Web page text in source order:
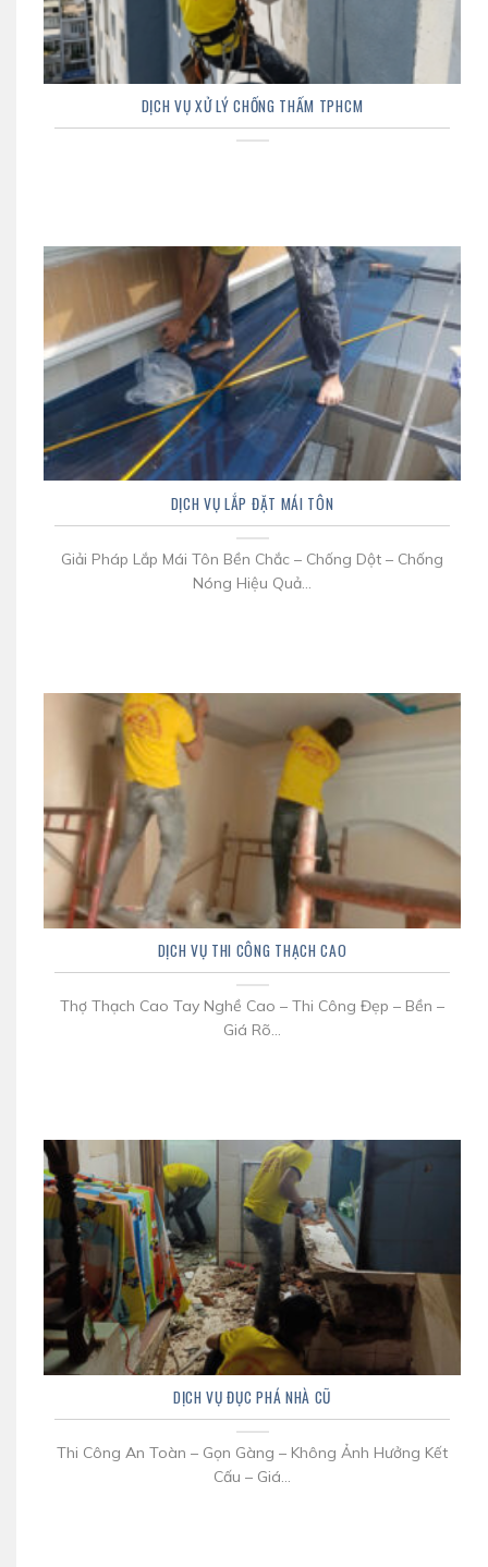
DỊCH VỤ XỬ LÝ CHỐNG THẤM TPHCM
DỊCH VỤ LẮP ĐẶT MÁI TÔN
Giải Pháp Lắp Mái Tôn Bền Chắc – Chống Dột – Chống
Nóng Hiệu Quả...
DỊCH VỤ THI CÔNG THẠCH CAO
Thợ Thạch Cao Tay Nghề Cao – Thi Công Đẹp – Bền –
Giá Rõ...
DỊCH VỤ ĐỤC PHÁ NHÀ CŨ
Thi Công An Toàn – Gọn Gàng – Không Ảnh Hưởng Kết
Cấu – Giá...